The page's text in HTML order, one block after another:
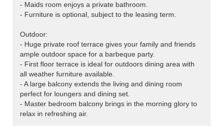
- Maids room enjoys a private bathroom.
- Furniture is optional, subject to the leasing term.
Outdoor:
- Huge private roof terrace gives your family and friends
ample outdoor space for a barbeque party.
- First floor terrace is ideal for outdoors dining area with
all weather furniture available.
- A large balcony extends the living and dining room
perfect for loungers and dining set.
- Master bedroom balcony brings in the morning glory to
relax in refreshing air.